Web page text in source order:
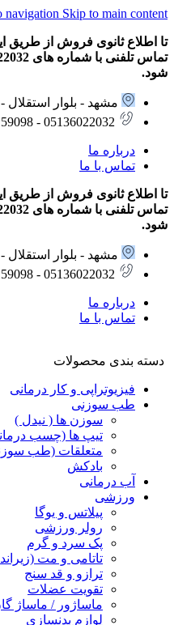
navigation Skip to main content
شود.
مشهد - بلوار استقلال - نبش
05136022032 - 09154159098
درباره ما
تماس با ما
شود.
مشهد - بلوار استقلال - نبش
05136022032 - 09154159098
درباره ما
تماس با ما
دسته بندی محصولات
فیزیوتراپی و کار درمانی
طب سوزنی
سوزن ها ( نیدل )
تیپ ها (چسب
متعلقات (طب
بادکش
آب درمانی
ورزشی
پیلاتس و یوگا
رولر ورزشی
پک سرد و گرم
تاتامی و مت
ترازو و قد سنج
تقویت عضلات
ماساژور / ماساژ
لوازم بدنسازی